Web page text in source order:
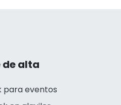
de alta
para eventos